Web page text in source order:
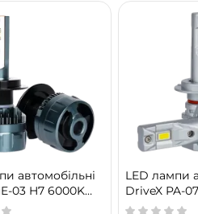
CAN-модуля.
поєднання високої
забезпечуючи яскраве та
автомобільні
03 H7 6000K
LED лампи
DriveX PA-
30W 12v